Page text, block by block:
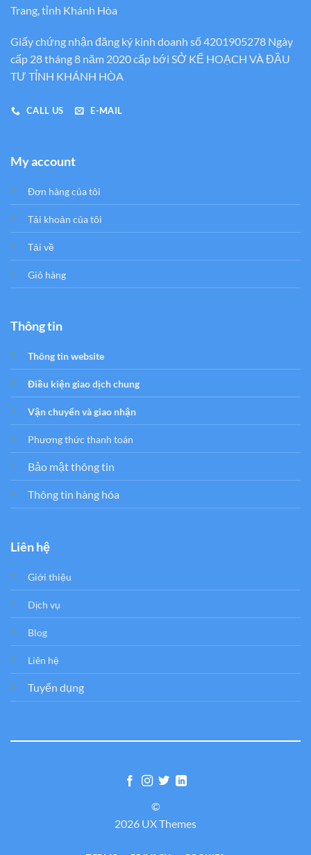
Trang, tỉnh Khánh Hòa
Giấy chứng nhận đăng ký kinh doanh số 4201905278 Ngày
cấp 28 tháng 8 năm 2020 cấp bới SỞ KẾ HOẠCH VÀ ĐẦU
TƯ TỈNH KHÁNH HÒA
CALL US E-MAIL
My account
Đơn hàng của tôi
Tải khoản của tôi
Tải về
Giỏ hàng
Thông tin
Thông tin website
Điều kiện giao dịch chung
Vận chuyển và giao nhận
Phương thức thanh toán
Bảo mật thông tin
Thông tin hàng hóa
Liên hệ
Giới thiệu
Dịch vụ
Blog
Liên hệ
Tuyển dụng
©
2026 UX Themes